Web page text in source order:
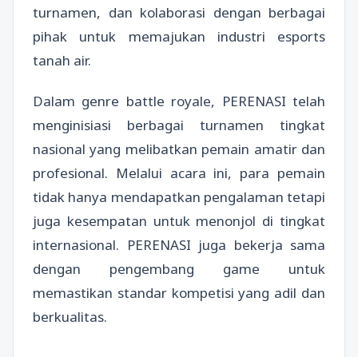
turnamen, dan kolaborasi dengan berbagai
pihak untuk memajukan industri esports
tanah air.
Dalam genre battle royale, PERENASI telah
menginisiasi berbagai turnamen tingkat
nasional yang melibatkan pemain amatir dan
profesional. Melalui acara ini, para pemain
tidak hanya mendapatkan pengalaman tetapi
juga kesempatan untuk menonjol di tingkat
internasional. PERENASI juga bekerja sama
dengan pengembang game untuk
memastikan standar kompetisi yang adil dan
berkualitas.